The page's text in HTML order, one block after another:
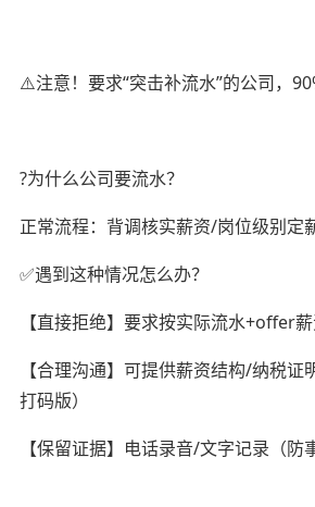
⚠️注意！要求“突击补流水”的公司，
?为什么公司要流水？
正常流程：背调核实薪资/岗位级别定
✅遇到这种情况怎么办？
【直接拒绝】要求按实际流水+offer
【合理沟通】可提供薪资结构/纳税
打码版）
【保留证据】电话录音/文字记录（防